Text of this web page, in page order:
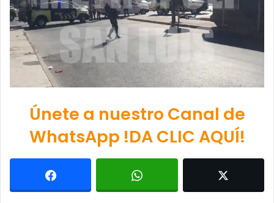
Únete a nuestro Canal de
WhatsApp !DA CLIC AQUÍ!